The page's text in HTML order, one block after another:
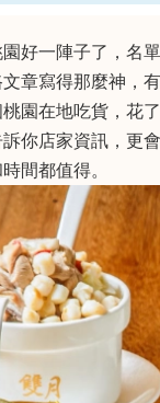
好一陣子了，名
章寫得那麼神，
園在地吃貨，花
你店家資訊，更
間都值得。